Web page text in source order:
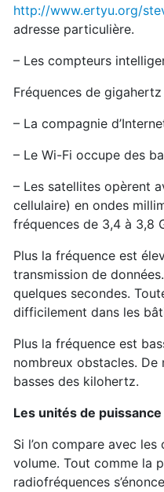
http://www.ertyu.org/
adresse particulière.
– Les compteurs
Fréquences de gigahertz
– La compagnie
– Le Wi-Fi occupe des
– Les satellites opèrent
cellulaire) en ondes
fréquences de 3,4 à 3,8
Plus la fréquence est
transmission de
quelques secondes.
difficilement dans les
Plus la fréquence est
nombreux obstacles.
basses des kilohertz.
Les unités de puissance
Si l’on compare avec
volume. Tout comme la
radiofréquences